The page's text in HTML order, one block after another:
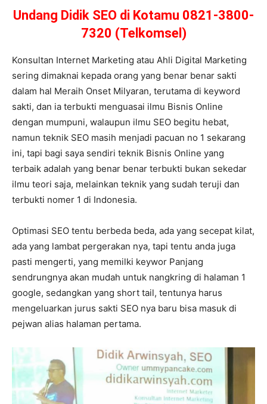
Undang Didik SEO di Kotamu 0821-3800-
7320 (Telkomsel)
Konsultan Internet Marketing atau Ahli Digital Marketing
sering dimaknai kepada orang yang benar benar sakti
dalam hal Meraih Onset Milyaran, terutama di keyword
sakti, dan ia terbukti menguasai ilmu Bisnis Online
dengan mumpuni, walaupun ilmu SEO begitu hebat,
namun teknik SEO masih menjadi pacuan no 1 sekarang
ini, tapi bagi saya sendiri teknik Bisnis Online yang
terbaik adalah yang benar benar terbukti bukan sekedar
ilmu teori saja, melainkan teknik yang sudah teruji dan
terbukti nomer 1 di Indonesia.
Optimasi SEO tentu berbeda beda, ada yang secepat kilat,
ada yang lambat pergerakan nya, tapi tentu anda juga
pasti mengerti, yang memilki keywor Panjang
sendrungnya akan mudah untuk nangkring di halaman 1
google, sedangkan yang short tail, tentunya harus
mengeluarkan jurus sakti SEO nya baru bisa masuk di
pejwan alias halaman pertama.